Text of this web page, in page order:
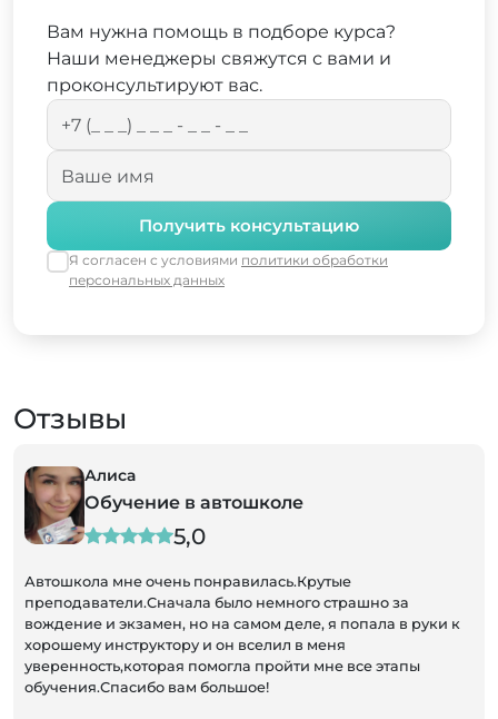
Вам нужна помощь в подборе курса?
Наши менеджеры свяжутся с вами и
проконсультируют вас.
Получить консультацию
Я согласен с условиями политики обработки
персональных данных
Отзывы
Алиса
Обучение в автошколе
5,0
Автошкола мне очень понравилась.Крутые
преподаватели.Сначала было немного страшно за
вождение и экзамен, но на самом деле, я попала в руки к
хорошему инструктору и он вселил в меня
уверенность,которая помогла пройти мне все этапы
обучения.Спасибо вам большое!